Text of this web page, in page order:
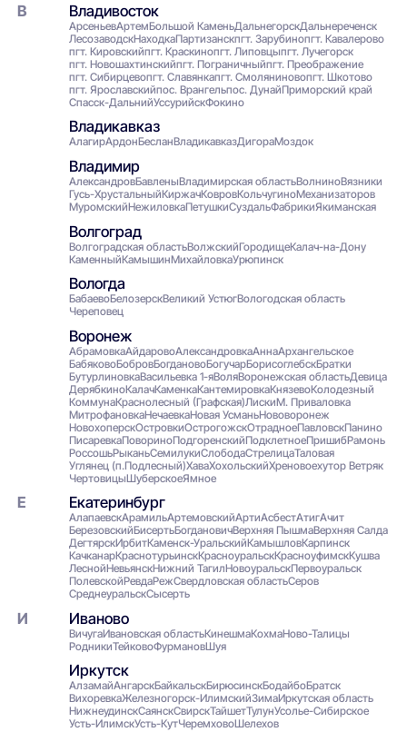
Владивосток
АрсеньевАртемБольшой КаменьДальнегорскДальнереченск
ЛесозаводскНаходкаПартизанскпгт. Зарубинопгт. Кавалерово
пгт. Кировскийпгт. Краскинопгт. Липовцыпгт. Лучегорск
пгт. Новошахтинскийпгт. Пограничныйпгт. Преображение
пгт. Сибирцевопгт. Славянкапгт. Смоляниновопгт. Шкотово
пгт. Ярославскийпос. Врангельпос. ДунайПриморский край
Спасск-ДальнийУссурийскФокино
Владикавказ
АлагирАрдонБесланВладикавказДигораМоздок
Владимир
АлександровБавленыВладимирская областьВолниноВязники
Гусь-ХрустальныйКиржачКовровКольчугиноМеханизаторов
МуромскийНежиловкаПетушкиСуздальФабрикиЯкиманская
Волгоград
Волгоградская областьВолжскийГородищеКалач-на-Дону
КаменныйКамышинМихайловкаУрюпинск
Вологда
БабаевоБелозерскВеликий УстюгВологодская область
Череповец
Воронеж
АбрамовкаАйдаровоАлександровкаАннаАрхангельское
БабяковоБобровБогдановоБогучарБорисоглебскБратки
БутурлиновкаВасильевка 1-яВоляВоронежская областьДевица
ДерябкиноКалачКаменкаКантемировкаКнязевоКолодезный
КоммунаКраснолесный (Графская)ЛискиМ. Приваловка
МитрофановкаНечаевкаНовая УсманьНововоронеж
НовохоперскОстровкиОстрогожскОтрадноeПавловскПанино
ПисаревкаПовориноПодгоренскийПодклетноеПришибРамонь
РоссошьРыканьСемилукиСлободаСтрелицаТаловая
Углянец (п.Подлесный)ХаваХохольскийХреновоехутор Ветряк
ЧертовицыШуберскоеЯмное
Екатеринбург
АлапаевскАрамильАртемовскийАртиАсбестАтигАчит
БерезовскийБисертьБогдановичВерхняя ПышмаВерхняя Салда
ДегтярскИрбитКаменск-УральскийКамышловКарпинск
КачканарКраснотурьинскКрасноуральскКрасноуфимскКушва
ЛеснойНевьянскНижний ТагилНовоуральскПервоуральск
ПолевскойРевдаРежСвердловская областьСеров
СреднеуральскСысерть
Иваново
ВичугаИвановская областьКинешмаКохмаНово-Талицы
РодникиТейковоФурмановШуя
Иркутск
АлзамайАнгарскБайкальскБирюсинскБодайбоБратск
ВихоревкаЖелезногорск-ИлимскийЗимаИркутская область
НижнеудинскСаянскСвирскТайшетТулунУсолье-Сибирское
Усть-ИлимскУсть-КутЧеремховоШелехов